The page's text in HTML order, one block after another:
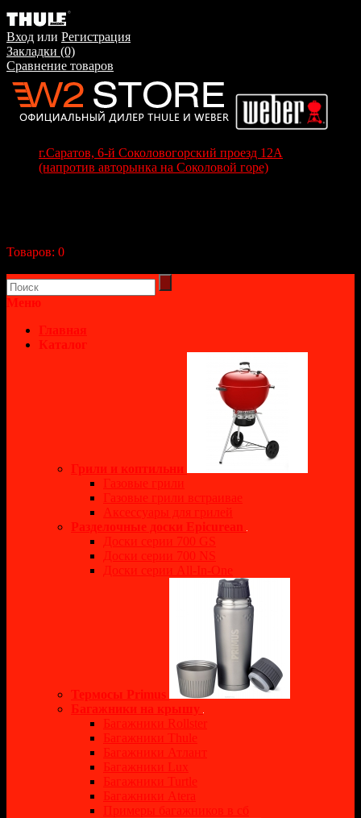
Вход или Регистрация
Закладки (0)
Сравнение товаров
г.Саратов, 6-й Соколовогорский проезд 12А
(напротив авторынка на Соколовой горе)
Товаров: 0
Меню
Главная
Каталог
Грили и коптильни
Газовые грили
Газовые грили встраивае
Аксессуары для грилей
Разделочные доски Epicurean
Доски серии 700 GS
Доски серии 700 NS
Доски серии All-In-One
Термосы Primus
Багажники на крышу
Багажники Rollster
Багажники Thule
Багажники Атлант
Багажники Lux
Багажники Turtle
Багажники Atera
Примеры багажников в сб